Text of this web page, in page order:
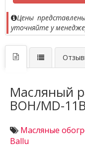
Цены
уточняйте у
Масляный
BOH/MD-
Масляные
Ballu